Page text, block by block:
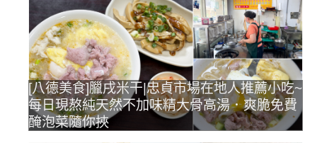
[八德美食]臘戌米干|忠貞市場在地人推薦小吃~
每日現熬純天然不加味精大骨高湯．爽脆免費
醃泡菜隨你挾